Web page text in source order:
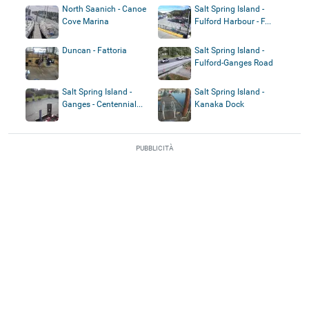
North Saanich - Canoe
Cove Marina
Salt Spring Island -
Fulford Harbour - F...
Duncan - Fattoria
Salt Spring Island -
Fulford-Ganges Road
Salt Spring Island -
Ganges - Centennial...
Salt Spring Island -
Kanaka Dock
PUBBLICITÀ